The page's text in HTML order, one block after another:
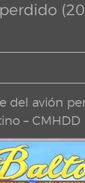
del avión
– CMHDD